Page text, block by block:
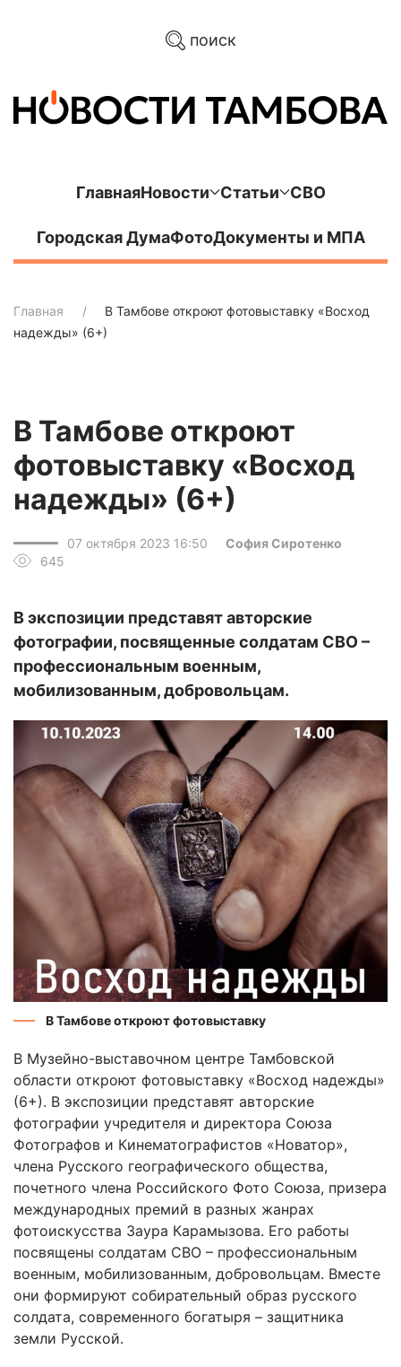
поиск
ГлавнаяНовости Статьи СВО
Городская ДумаФотоДокументы и МПА
Главная
В Тамбове откроют фотовыставку «Восход
надежды» (6+)
В Тамбове откроют
фотовыставку «Восход
надежды» (6+)
07 октября 2023 16:50
София Сиротенко
645
В экспозиции представят авторские
фотографии, посвященные солдатам СВО –
профессиональным военным,
мобилизованным, добровольцам.
В Тамбове откроют фотовыставку
В Музейно-выставочном центре Тамбовской
области откроют фотовыставку «Восход надежды»
(6+). В экспозиции представят авторские
фотографии учредителя и директора Союза
Фотографов и Кинематографистов «Новатор»,
члена Русского географического общества,
почетного члена Российского Фото Союза, призера
международных премий в разных жанрах
фотоискусства Заура Карамызова. Его работы
посвящены солдатам СВО – профессиональным
военным, мобилизованным, добровольцам. Вместе
они формируют собирательный образ русского
солдата, современного богатыря – защитника
земли Русской.